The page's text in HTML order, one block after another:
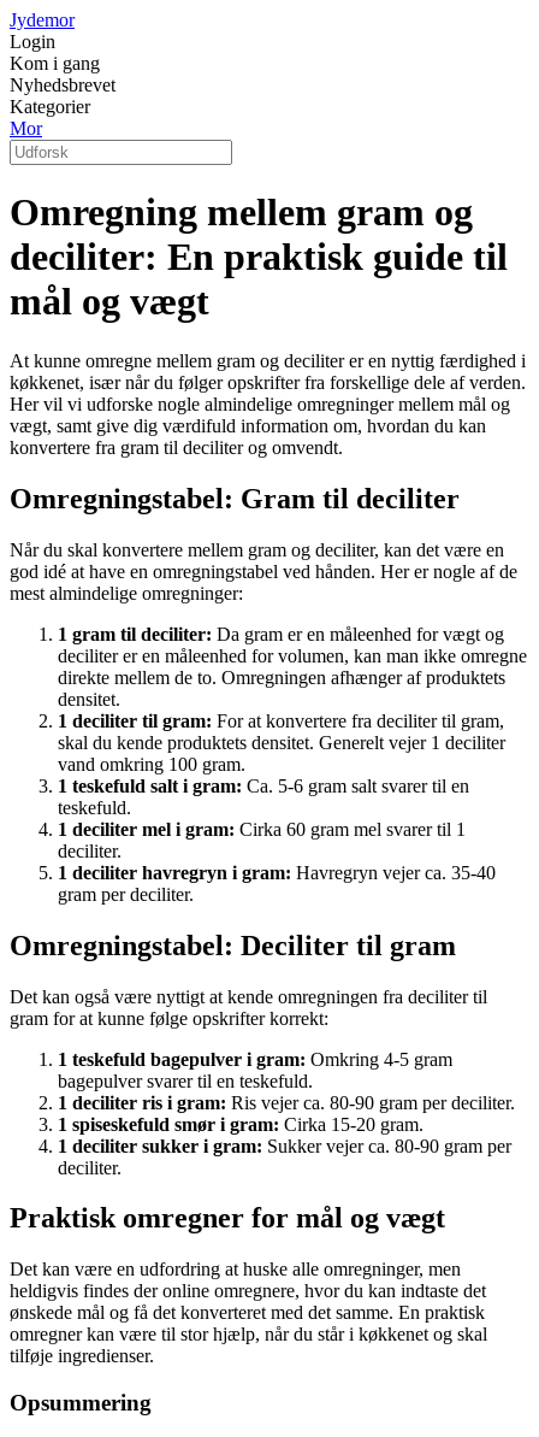
Jydemor
Login
Kom i gang
Nyhedsbrevet
Kategorier
Mor
Omregning mellem gram og
deciliter: En praktisk guide til
mål og vægt
At kunne omregne mellem gram og deciliter er en nyttig færdighed i
køkkenet, især når du følger opskrifter fra forskellige dele af verden.
Her vil vi udforske nogle almindelige omregninger mellem mål og
vægt, samt give dig værdifuld information om, hvordan du kan
konvertere fra gram til deciliter og omvendt.
Omregningstabel: Gram til deciliter
Når du skal konvertere mellem gram og deciliter, kan det være en
god idé at have en omregningstabel ved hånden. Her er nogle af de
mest almindelige omregninger:
1 gram til deciliter: Da gram er en måleenhed for vægt og
deciliter er en måleenhed for volumen, kan man ikke omregne
direkte mellem de to. Omregningen afhænger af produktets
densitet.
1 deciliter til gram: For at konvertere fra deciliter til gram,
skal du kende produktets densitet. Generelt vejer 1 deciliter
vand omkring 100 gram.
1 teskefuld salt i gram: Ca. 5-6 gram salt svarer til en
teskefuld.
1 deciliter mel i gram: Cirka 60 gram mel svarer til 1
deciliter.
1 deciliter havregryn i gram: Havregryn vejer ca. 35-40
gram per deciliter.
Omregningstabel: Deciliter til gram
Det kan også være nyttigt at kende omregningen fra deciliter til
gram for at kunne følge opskrifter korrekt:
1 teskefuld bagepulver i gram: Omkring 4-5 gram
bagepulver svarer til en teskefuld.
1 deciliter ris i gram: Ris vejer ca. 80-90 gram per deciliter.
1 spiseskefuld smør i gram: Cirka 15-20 gram.
1 deciliter sukker i gram: Sukker vejer ca. 80-90 gram per
deciliter.
Praktisk omregner for mål og vægt
Det kan være en udfordring at huske alle omregninger, men
heldigvis findes der online omregnere, hvor du kan indtaste det
ønskede mål og få det konverteret med det samme. En praktisk
omregner kan være til stor hjælp, når du står i køkkenet og skal
tilføje ingredienser.
Opsummering